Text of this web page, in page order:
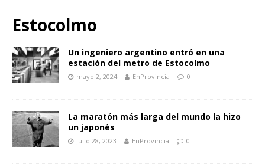
Estocolmo
Un ingeniero argentino entró en una
estación del metro de Estocolmo
mayo 2, 2024 EnProvincia 0
La maratón más larga del mundo la hizo
un japonés
julio 28, 2023 EnProvincia 0